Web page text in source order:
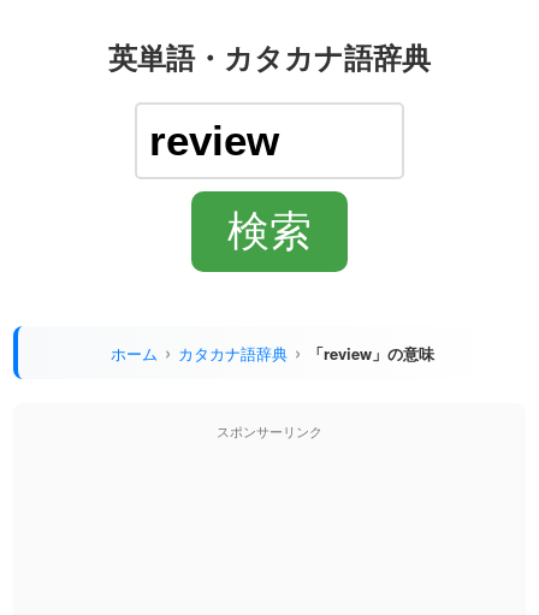
英単語・カタカナ語辞典
ホーム カタカナ語辞典 「review」の意味
スポンサーリンク